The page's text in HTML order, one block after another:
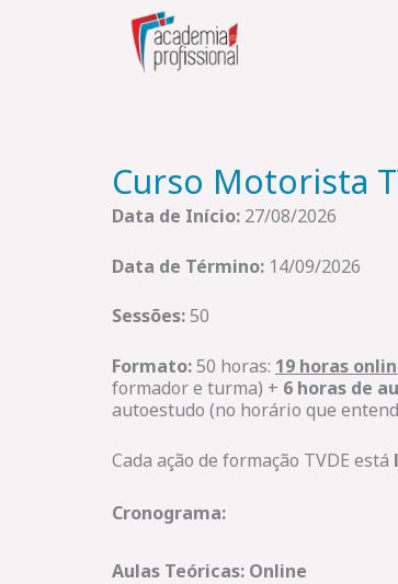
Curso Motorista
Data de Início: 27/08/2026
Data de Término: 14/09/2026
Sessões:50
Formato:50 horas: 19 horas
formador e turma) + 6 horas de
autoestudo (no horário que
Cada ação de formação TVDE está
Cronograma:
Aulas Teóricas: Online